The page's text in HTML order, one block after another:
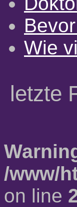
Wie
letzte
/www/
on line